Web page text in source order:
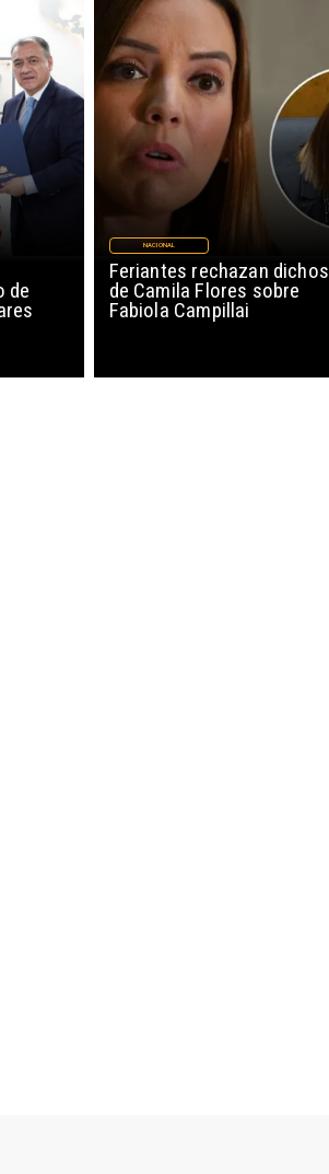
de
Feriantes rechazan dichos
de Camila Flores sobre
Fabiola Campillai
NACIONAL